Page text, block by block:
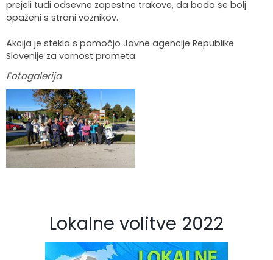
prejeli tudi odsevne zapestne trakove, da bodo še bolj
opaženi s strani voznikov.
Akcija je stekla s pomočjo Javne agencije Republike
Slovenije za varnost prometa.
Fotogalerija
Lokalne volitve 2022